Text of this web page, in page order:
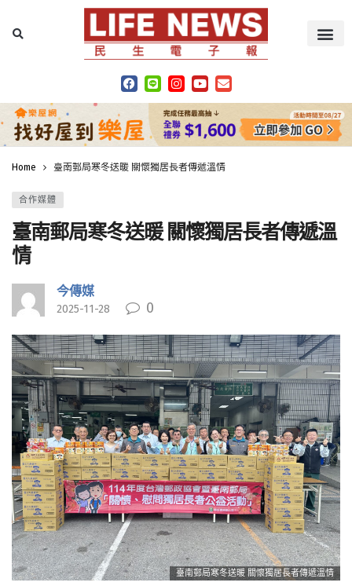
Home 臺南郵局寒冬送暖 關懷獨居長者傳遞溫情
合作媒體
臺南郵局寒冬送暖 關懷獨居長者傳遞溫
情
今傳媒
2025-11-28 0
臺南郵局寒冬送暖 關懷獨居長者傳遞溫情